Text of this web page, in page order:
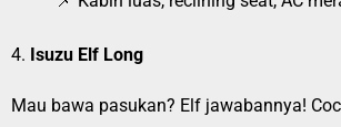
4. Isuzu Elf Long
Mau bawa pasukan? Elf jawabannya!